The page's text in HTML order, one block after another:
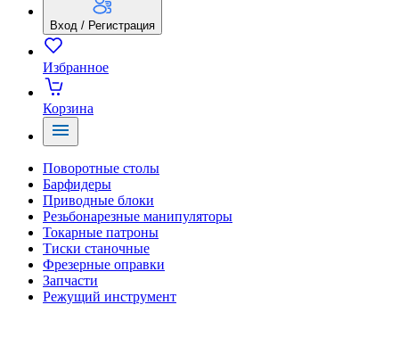
Вход / Регистрация
Избранное
Корзина
Поворотные столы
Барфидеры
Приводные блоки
Резьбонарезные манипуляторы
Токарные патроны
Тиски станочные
Фрезерные оправки
Запчасти
Режущий инструмент